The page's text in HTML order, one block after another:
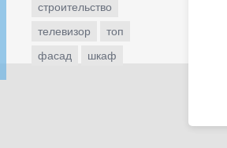
строительство
телевизор
топ
фасад
шкаф